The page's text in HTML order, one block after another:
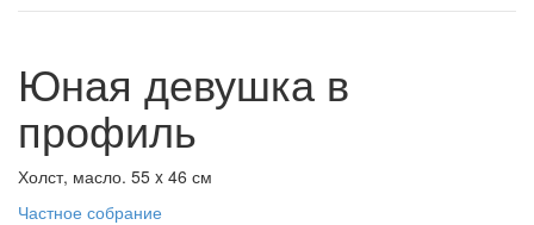
Юная девушка в
профиль
Холст, масло. 55 x 46 см
Частное собрание